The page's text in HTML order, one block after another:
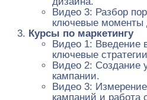
Видео 3: Разбор
ключевые моменты
Курсы по маркетингу
Видео 1: Введение
ключевые
Видео 2: Создание
кампании.
Видео 3:
кампаний и работа